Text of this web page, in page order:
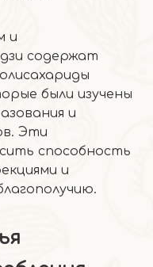
и
содержат
были изучены
и
Эти
способность
и